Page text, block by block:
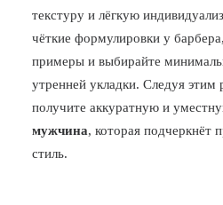
текстуру и лёгкую
чёткие формулировки у
примеры и выбирайте
утренней укладки. Следуя
получите аккуратную и
мужчина, которая подчеркнёт
стиль.